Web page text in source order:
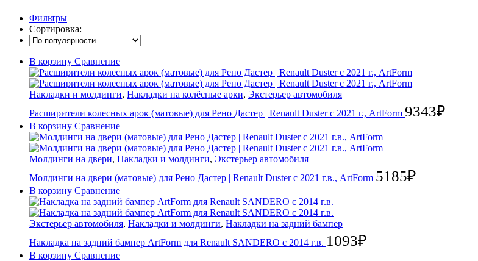
Фильтры
Сортировка:
В корзину Сравнение
Накладки и молдинги, Накладки на колёсные арки, Экстерьер автомобиля
Расширители колесных арок (матовые) для Рено Дастер | Renault Duster с 2021 г., ArtForm 9343₽
В корзину Сравнение
Молдинги на двери, Накладки и молдинги, Экстерьер автомобиля
Молдинги на двери (матовые) для Рено Дастер | Renault Duster с 2021 г.в., ArtForm 5185₽
В корзину Сравнение
Экстерьер автомобиля, Накладки и молдинги, Накладки на задний бампер
Накладка на задний бампер ArtForm для Renault SANDERO с 2014 г.в. 1093₽
В корзину Сравнение